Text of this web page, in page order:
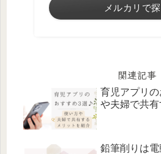
メルカリで
関連記事
育児アプリ
や夫婦で共
鉛筆削りは